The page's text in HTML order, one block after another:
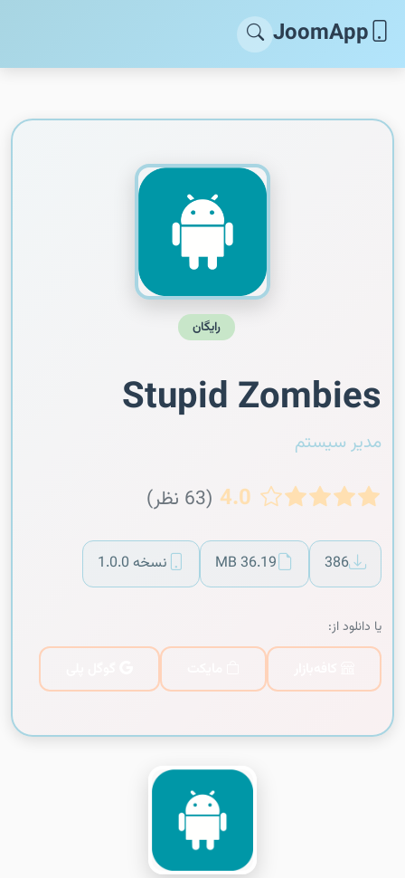
JoomApp
رایگان
Stupid Zombies
مدیر سیستم
4.0 (63 نظر)
386
36.19 MB نسخه 1.0.0
یا دانلود از: